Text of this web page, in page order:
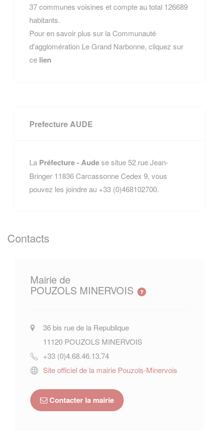
37 communes voisines et compte au total 126689
habitants.
Pour en savoir plus sur la Communauté
d'agglomération Le Grand Narbonne, cliquez sur
ce lien
Prefecture AUDE
La Préfecture - Audese situe 52 rue Jean-
Bringer 11836 Carcassonne Cedex 9, vous
pouvez les joindre au +33 (0)468102700.
Contacts
Mairie de
POUZOLS MINERVOIS
36 bis rue de la Republique
11120 POUZOLS MINERVOIS
+33 (0)4.68.46.13.74
Site officiel de la mairie Pouzols-Minervois
Contacter la mairie